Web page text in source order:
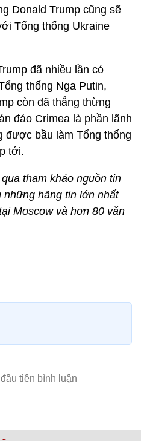
Donald Trump cũng sẽ
Tổng thống Ukraine
đã nhiều lần có
thống Nga Putin,
còn đã thẳng thừng
đảo Crimea là phần lãnh
được bầu làm Tổng thống
tới.
tham khảo nguồn tin
những hãng tin lớn nhất
Moscow và hơn 80 văn